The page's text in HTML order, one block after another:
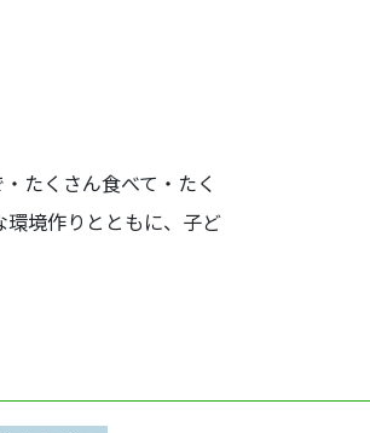
たくさん食べて・たく
境作りとともに、子ど